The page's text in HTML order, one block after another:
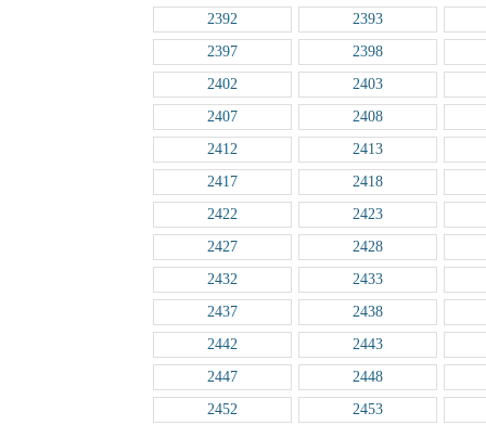
2392
2393
2397
2398
2402
2403
2407
2408
2412
2413
2417
2418
2422
2423
2427
2428
2432
2433
2437
2438
2442
2443
2447
2448
2452
2453